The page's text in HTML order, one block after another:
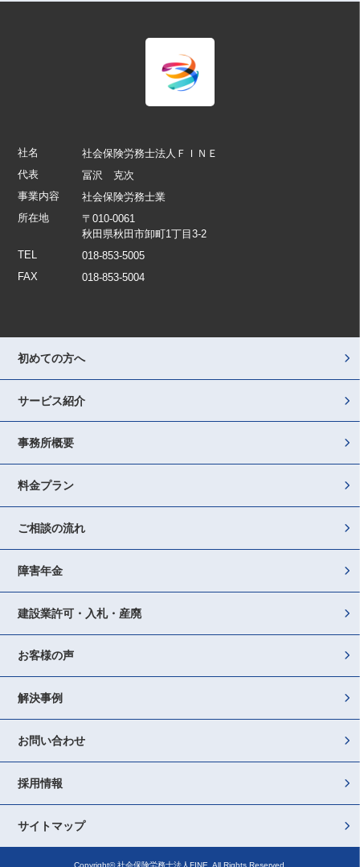
社名
社会保険労務士法人ＦＩＮＥ
代表
冨沢 克次
事業内容
社会保険労務士業
所在地
〒010-0061
秋田県秋田市卸町1丁目3-2
TEL
018-853-5005
FAX
018-853-5004
初めての方へ
サービス紹介
事務所概要
料金プラン
ご相談の流れ
障害年金
建設業許可・入札・産廃
お客様の声
解決事例
お問い合わせ
採用情報
サイトマップ
Copyright© 社会保険労務士法人FINE. All Rights Reserved.